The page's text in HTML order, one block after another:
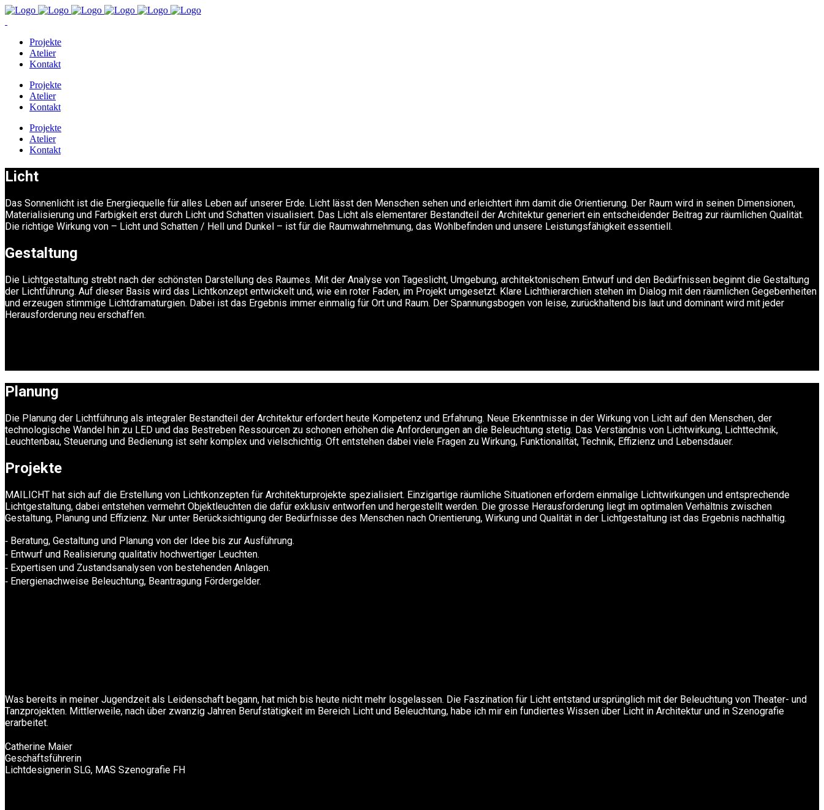
Projekte
Atelier
Kontakt
Projekte
Atelier
Kontakt
Projekte
Atelier
Kontakt
Licht
Das Sonnenlicht ist die Energiequelle für alles Leben auf unserer Erde. Licht lässt den Menschen sehen und erleichtert ihm damit die Orientierung. Der Raum wird in seinen Dimensionen,
Materialisierung und Farbigkeit erst durch Licht und Schatten visualisiert. Das Licht als elementarer Bestandteil der Architektur generiert ein entscheidender Beitrag zur räumlichen Qualität.
Die richtige Wirkung von – Licht und Schatten / Hell und Dunkel – ist für die Raumwahrnehmung, das Wohlbefinden und unsere Leistungsfähigkeit essentiell.
Gestaltung
Die Lichtgestaltung strebt nach der schönsten Darstellung des Raumes. Mit der Analyse von Tageslicht, Umgebung, architektonischem Entwurf und den Bedürfnissen beginnt die Gestaltung
der Lichtführung. Auf dieser Basis wird das Lichtkonzept entwickelt und, wie ein roter Faden, im Projekt umgesetzt. Klare Lichthierarchien stehen im Dialog mit den räumlichen Gegebenheiten
und erzeugen stimmige Lichtdramaturgien. Dabei ist das Ergebnis immer einmalig für Ort und Raum. Der Spannungsbogen von leise, zurückhaltend bis laut und dominant wird mit jeder
Herausforderung neu erschaffen.
Planung
Die Planung der Lichtführung als integraler Bestandteil der Architektur erfordert heute Kompetenz und Erfahrung. Neue Erkenntnisse in der Wirkung von Licht auf den Menschen, der
technologische Wandel hin zu LED und das Bestreben Ressourcen zu schonen erhöhen die Anforderungen an die Beleuchtung stetig. Das Verständnis von Lichtwirkung, Lichttechnik,
Leuchtenbau, Steuerung und Bedienung ist sehr komplex und vielschichtig. Oft entstehen dabei viele Fragen zu Wirkung, Funktionalität, Technik, Effizienz und Lebensdauer.
Projekte
MAILICHT hat sich auf die Erstellung von Lichtkonzepten für Architekturprojekte spezialisiert. Einzigartige räumliche Situationen erfordern einmalige Lichtwirkungen und entsprechende
Lichtgestaltung, dabei entstehen vermehrt Objektleuchten die dafür exklusiv entworfen und hergestellt werden. Die grosse Herausforderung liegt im optimalen Verhältnis zwischen
Gestaltung, Planung und Effizienz. Nur unter Berücksichtigung der Bedürfnisse des Menschen nach Orientierung, Wirkung und Qualität in der Lichtgestaltung ist das Ergebnis nachhaltig.
⁃ Beratung, Gestaltung und Planung von der Idee bis zur Ausführung.
⁃ Entwurf und Realisierung qualitativ hochwertiger Leuchten.
⁃ Expertisen und Zustandsanalysen von bestehenden Anlagen.
⁃ Energienachweise Beleuchtung, Beantragung Fördergelder.
Was bereits in meiner Jugendzeit als Leidenschaft begann, hat mich bis heute nicht mehr losgelassen. Die Faszination für Licht entstand ursprünglich mit der Beleuchtung von Theater- und
Tanzprojekten. Mittlerweile, nach über zwanzig Jahren Berufstätigkeit im Bereich Licht und Beleuchtung, habe ich mir ein fundiertes Wissen über Licht in Architektur und in Szenografie
erarbeitet.
Catherine Maier
Geschäftsführerin
Lichtdesignerin SLG, MAS Szenografie FH